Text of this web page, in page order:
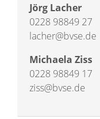
Jörg Lacher
0228 98849 27
lacher@bvse.de
Michaela Ziss
0228 98849 17
ziss@bvse.de